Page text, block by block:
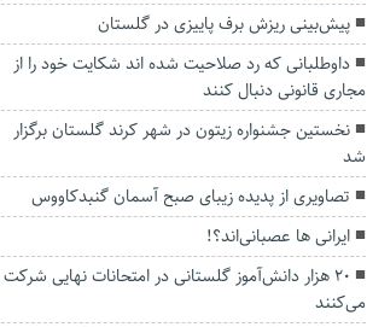
پیش‌بینی ریزش برف پاییزی در گلستان
داوطلبانی که رد صلاحیت شده اند شکایت خود را از
مجاری قانونی دنبال کنند
نخستین جشنواره زیتون در شهر کرند گلستان برگزار
شد
تصاویری از پدیده زیبای صبح آسمان گنبدکاووس
ایرانی ها عصبانی‌اند؟!
۲۰ هزار دانش‌آموز گلستانی در امتحانات نهایی شرکت
می‌کنند